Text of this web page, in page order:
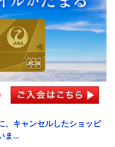
、キャンセルしたショッピ
ま...